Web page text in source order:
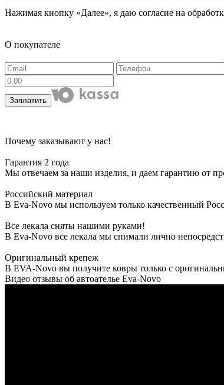
Нажимая кнопку «Далее», я даю согласие на
О покупателе
Заплатить
Почему заказывают у нас!
Гарантия 2 года
Мы отвечаем за наши изделия, и даем гарантию от
Российский материал
В Eva-Novo мы используем только качественный
Все лекала сняты нашими руками!
В Eva-Novo все лекала мы снимали лично
Оригинальный крепеж
В EVA-Novo вы получите ковры только с
Видео отзывы об автоателье Eva-Novo